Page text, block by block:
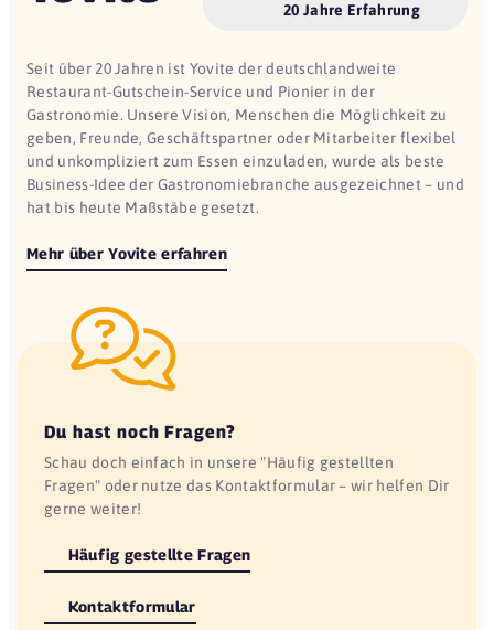
20 Jahre Erfahrung
Seit über 20 Jahren ist Yovite der deutschlandweite
Restaurant-Gutschein-Service und Pionier in der
Gastronomie. Unsere Vision, Menschen die Möglichkeit zu
geben, Freunde, Geschäftspartner oder Mitarbeiter flexibel
und unkompliziert zum Essen einzuladen, wurde als beste
Business-Idee der Gastronomiebranche ausgezeichnet – und
hat bis heute Maßstäbe gesetzt.
Mehr über Yovite erfahren
Du hast noch Fragen?
Schau doch einfach in unsere "Häufig gestellten
Fragen" oder nutze das Kontaktformular – wir helfen Dir
gerne weiter!
Häufig gestellte Fragen
Kontaktformular